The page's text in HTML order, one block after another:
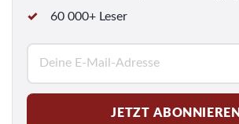
60 000+ Leser
M
a
JETZT ABONNIEREN